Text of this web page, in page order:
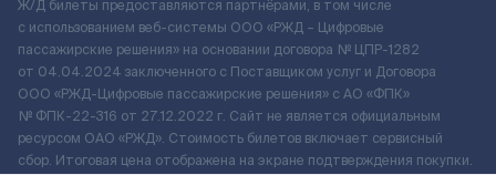
Ж/Д билеты предоставляются партнёрами, в том числе
с использованием веб-системы ООО «РЖД – Цифровые
пассажирские решения» на основании договора № ЦПР-1282
от 04.04.2024 заключенного с Поставщиком услуг и Договора
ООО «РЖД-Цифровые пассажирские решения» c АО «ФПК»
№ ФПК-22-316 от 27.12.2022 г. Сайт не является официальным
ресурсом ОАО «РЖД». Стоимость билетов включает сервисный
сбор. Итоговая цена отображена на экране подтверждения покупки.